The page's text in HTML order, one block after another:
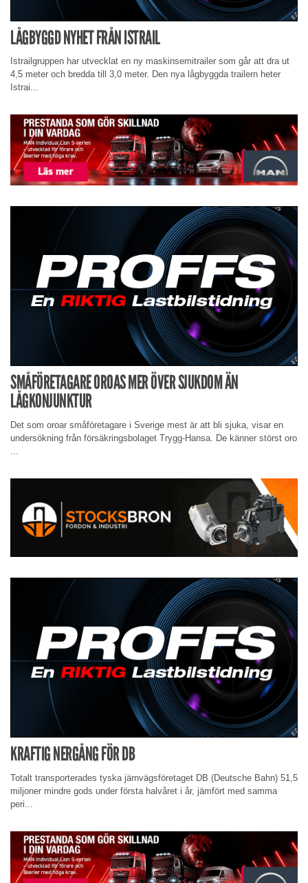
LÅGBYGGD NYHET FRÅN ISTRAIL
Istrailgruppen har utvecklat en ny maskinsemitrailer som går att dra ut
4,5 meter och bredda till 3,0 meter. Den nya lågbyggda trailern heter
Istrai...
SMÅFÖRETAGARE OROAS MER ÖVER SJUKDOM ÄN
LÅGKONJUNKTUR
Det som oroar småföretagare i Sverige mest är att bli sjuka, visar en
undersökning från försäkringsbolaget Trygg-Hansa. De känner störst oro
KRAFTIG NERGÅNG FÖR DB
Totalt transporterades tyska järnvägsföretaget DB (Deutsche Bahn) 51,5
miljoner mindre gods under första halvåret i år, jämfört med samma
peri...